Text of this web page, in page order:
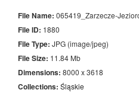
File Name: 065419_Zarzecze-
File ID: 1880
File Type: JPG (image/jpeg)
File Size: 11.84 Mb
Dimensions: 8000 x 3618
Collections: Śląskie